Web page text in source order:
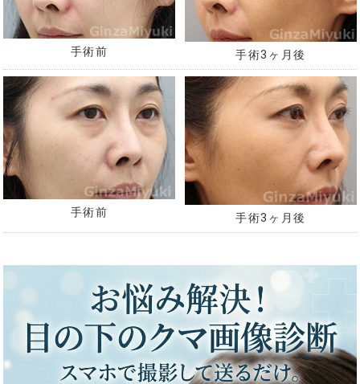
手術前 手術3ヶ月後
手術前 手術3ヶ月後